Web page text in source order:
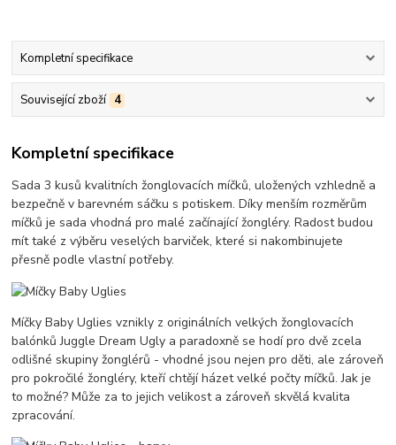
Kompletní specifikace
Související zboží 4
Kompletní specifikace
Sada 3 kusů kvalitních žonglovacích míčků, uložených vzhledně a
bezpečně v barevném sáčku s potiskem. Díky menším rozměrům
míčků je sada vhodná pro malé začínající žongléry. Radost budou
mít také z výběru veselých barviček, které si nakombinujete
přesně podle vlastní potřeby.
Míčky Baby Uglies vznikly z originálních velkých žonglovacích
balónků Juggle Dream Ugly a paradoxně se hodí pro dvě zcela
odlišné skupiny žonglérů - vhodné jsou nejen pro děti, ale zároveň
pro pokročilé žongléry, kteří chtějí házet velké počty míčků. Jak je
to možné? Může za to jejich velikost a zároveň skvělá kvalita
zpracování.